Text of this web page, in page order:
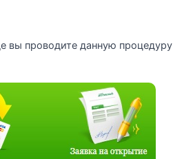
вы проводите данную процедуру